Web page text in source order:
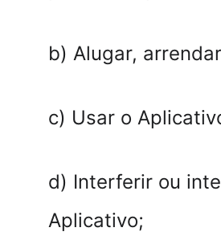
b) Alugar,
c) Usar o
d) Interferir ou
Aplicativo;